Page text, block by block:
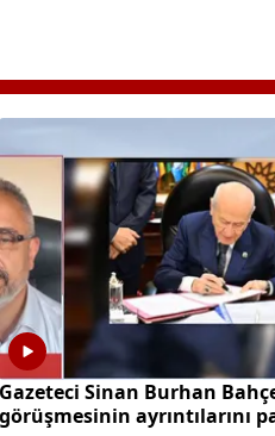
Gazeteci Sinan Burhan
görüşmesinin ayrıntılarını